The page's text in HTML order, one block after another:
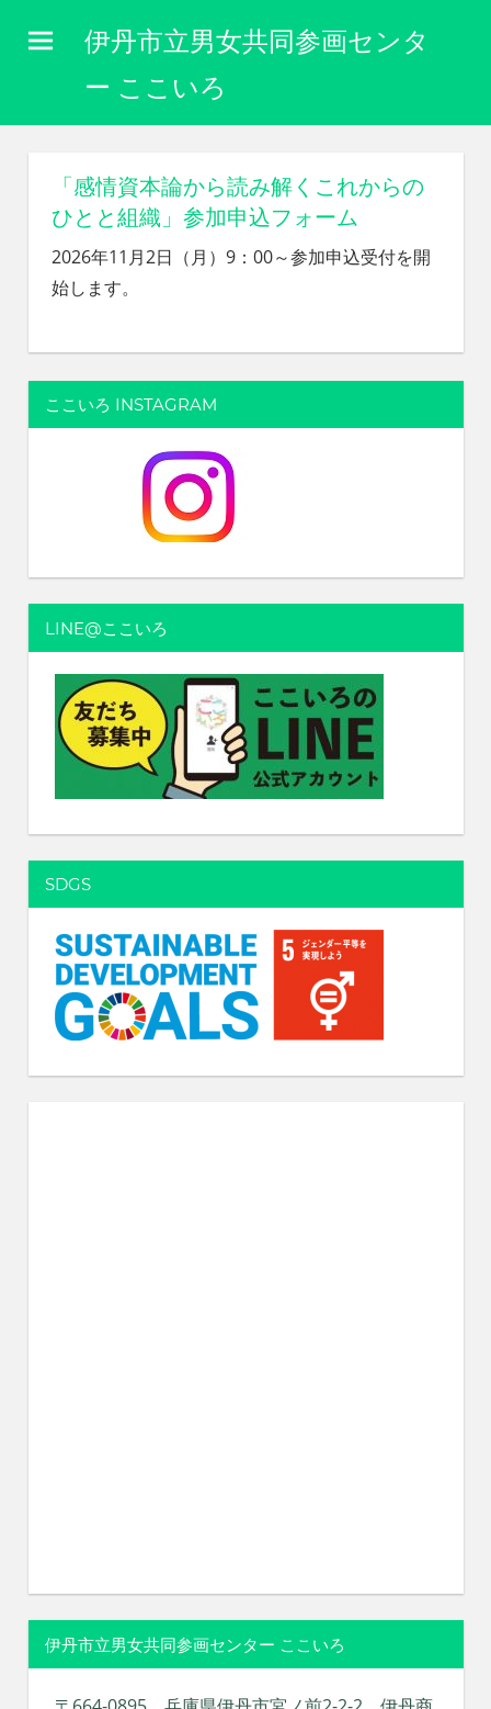
伊丹市立男女共同参画センタ
ー ここいろ
関
わ
な
く
ら
し
く
生
会
を、
次
世
代
に
引
き
継
ぐ
な
ま
へ
「感情資本論から読み解くこれからの
ひとと組織」参加申込フォーム
2026年11月2日（月）9：00～参加申込受付を開
始します。
ここいろ INSTAGRAM
LINE@ここいろ
SDGS
伊丹市立男女共同参画センター ここいろ